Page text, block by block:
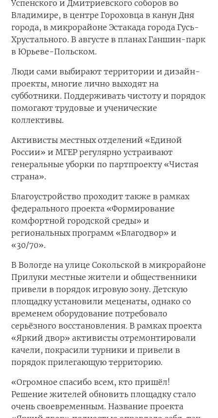
Успенского и Дмитриевского соборов во
Владимире, в центре Гороховца в канун Дня
города, в микрорайоне Эстакада города Гусь-
Хрустального. В августе в планах Ганшин-парк
в Юрьеве-Польском.
Люди сами выбирают территории и дизайн-
проекты, многие лично выходят на
субботники. Поддерживать чистоту и порядок
помогают трудовые и ученические
коллективы.
Активисты местных отделений «Единой
России» и МГЕР регулярно устраивают
генеральные уборки по партпроекту «Чистая
страна».
Благоустройство проходит также в рамках
федерального проекта «Формирование
комфортной городской среды» и
региональных программ «Благодвор» и
«30/70».
В Вологде на улице Сокольской в микрорайоне
Прилуки местные жители и общественники
привели в порядок игровую зону. Детскую
площадку установили меценаты, однако со
временем оборудование потребовало
серьёзного восстановления. В рамках проекта
«Яркий двор» активисты отремонтировали
качели, покрасили турники и привели в
порядок прилегающую территорию.
«Огромное спасибо всем, кто пришёл!
Решение жителей обновить площадку стало
очень своевременным. Название проекта